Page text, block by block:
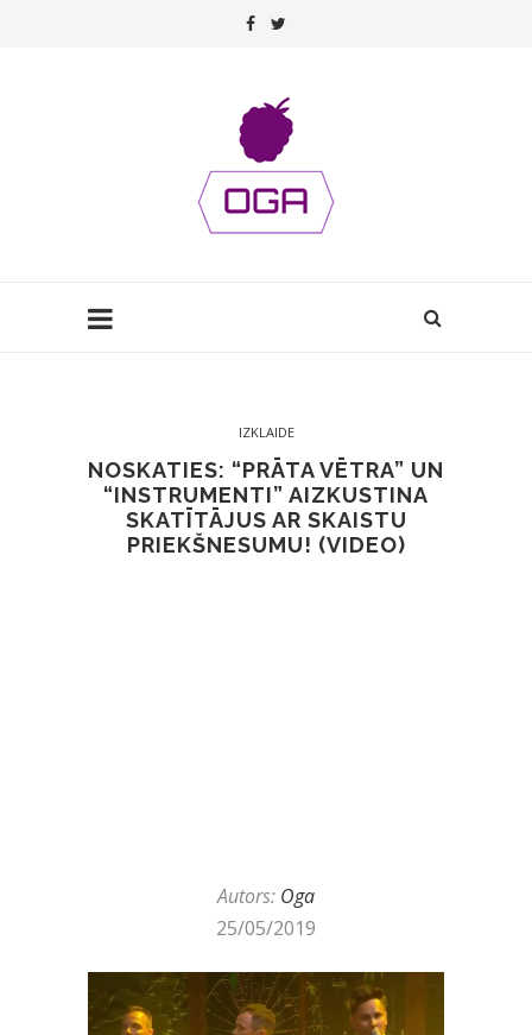
IZKLAIDE
NOSKATIES: “PRĀTA VĒTRA” UN
“INSTRUMENTI” AIZKUSTINA
SKATĪTĀJUS AR SKAISTU
PRIEKŠNESUMU! (VIDEO)
Autors: Oga
25/05/2019